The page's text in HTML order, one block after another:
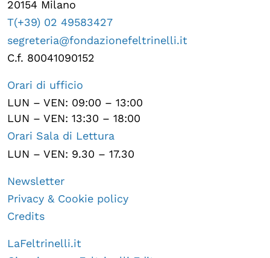
20154 Milano
T(+39) 02 49583427
segreteria@fondazionefeltrinelli.it
C.f. 80041090152
Orari di ufficio
LUN – VEN: 09:00 – 13:00
LUN – VEN: 13:30 – 18:00
Orari Sala di Lettura
LUN – VEN: 9.30 – 17.30
Newsletter
Privacy & Cookie policy
Credits
LaFeltrinelli.it